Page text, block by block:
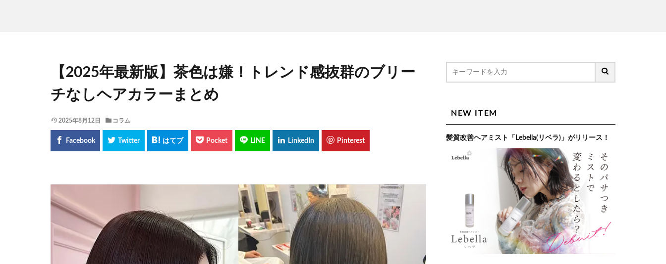
【2025年最新版】茶色は嫌！トレンド感抜群のブリー
チなしヘアカラーまとめ
2025年8月12日 コラム
NEW ITEM
髪質改善ヘアミスト「Lebella(リベラ)」がリリース！